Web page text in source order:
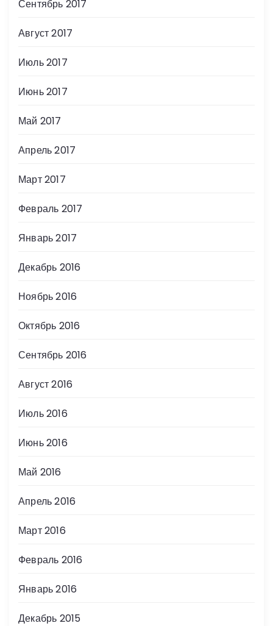
Сентябрь 2017
Август 2017
Июль 2017
Июнь 2017
Май 2017
Апрель 2017
Март 2017
Февраль 2017
Январь 2017
Декабрь 2016
Ноябрь 2016
Октябрь 2016
Сентябрь 2016
Август 2016
Июль 2016
Июнь 2016
Май 2016
Апрель 2016
Март 2016
Февраль 2016
Январь 2016
Декабрь 2015